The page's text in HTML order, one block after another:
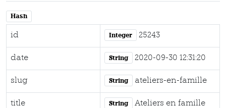
Hash
id Integer 25243
date String 2020-09-30 12:31:20
slug String ateliers-en-famille
title String Ateliers en famille